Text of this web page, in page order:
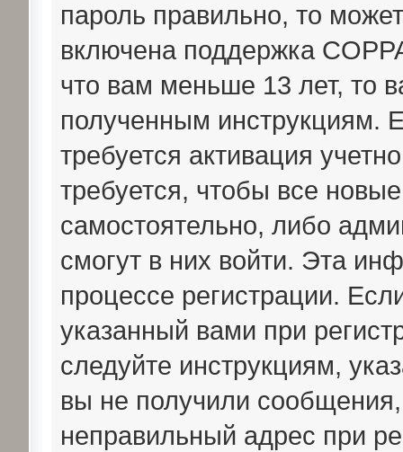
пароль правильно, то
включена поддержка
что вам меньше 13 лет, то
полученным инструкциям.
требуется активация
требуется, чтобы все
самостоятельно, либо
смогут в них войти. Эта
процессе регистрации.
указанный вами при
следуйте инструкциям,
вы не получили
неправильный адрес при